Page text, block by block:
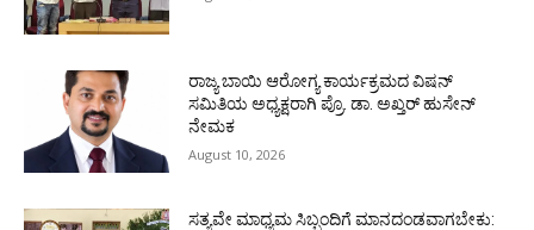
ರಾಜ್ಯ ಬಾಯಿ ಆರೋಗ್ಯ ಕಾರ್ಯಕ್ರಮದ ವಿಷನ್
ಸಮಿತಿಯ ಅಧ್ಯಕ್ಷರಾಗಿ ಪ್ರೊ. ಡಾ. ಅಖ್ತರ್ ಹುಸೇನ್
ನೇಮಕ
August 10, 2026
ಸತ್ಯವೇ ಮಾಧ್ಯಮ ಸಿಬ್ಬಂದಿಗೆ ಮಾನದಂಡವಾಗಬೇಕು: